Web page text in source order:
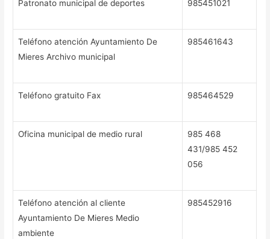
Patronato municipal de deportes 985451021
Teléfono atención Ayuntamiento De
Mieres Archivo municipal
985461643
Teléfono gratuito Fax 985464529
Oficina municipal de medio rural
985 468
431/985 452
056
Teléfono atención al cliente
Ayuntamiento De Mieres Medio
ambiente
985452916